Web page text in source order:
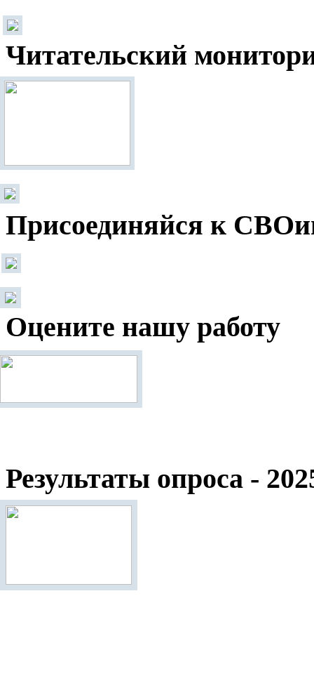
Читательский
Присоединяйся к
Оцените нашу работу
Результаты опроса -